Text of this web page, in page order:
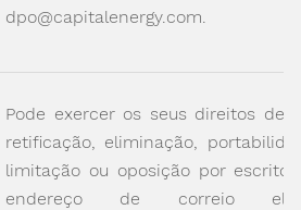
dpo@capitalenergy.com.
Pode exercer os seus direitos de
retificação, eliminação,
limitação ou oposição por escrito
endereço de correio